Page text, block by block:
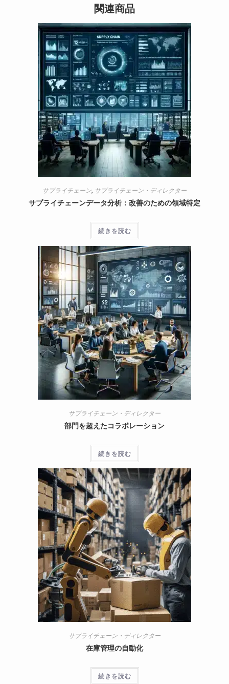
関連商品
サプライチェーン, サプライチェーン・ディレクター
サプライチェーンデータ分析：改善のための領域特定
続きを読む
サプライチェーン・ディレクター
部門を超えたコラボレーション
続きを読む
サプライチェーン・ディレクター
在庫管理の自動化
続きを読む